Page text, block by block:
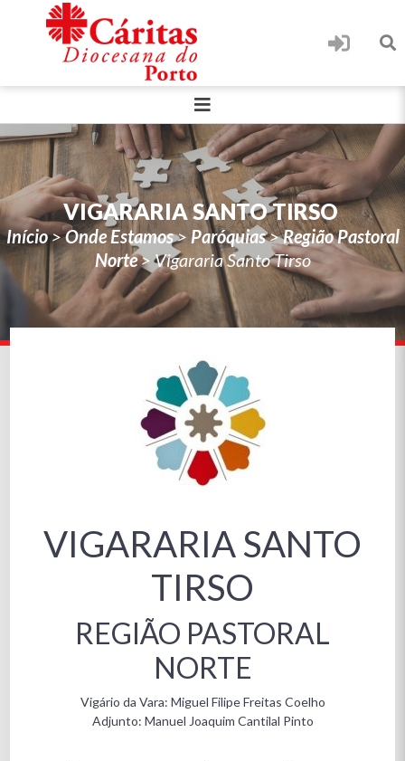
VIGARARIA SANTO TIRSO
Início>Onde Estamos> Paróquias>Região Pastoral
Norte>Vigararia Santo Tirso
VIGARARIA SANTO
TIRSO
REGIÃO PASTORAL
NORTE
Vigário da Vara: Miguel Filipe Freitas Coelho
Adjunto: Manuel Joaquim Cantilal Pinto